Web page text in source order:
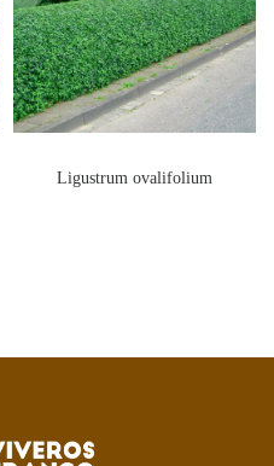
Ligustrum ovalifolium